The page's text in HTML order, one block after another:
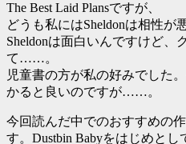
The Best Laid Plansですが、
どうも私にはSheldonは相性が
Sheldonは面白いんですけど、
て……。
児童書の方が私の好みでした
かると良いのですが……。
今回読んだ中でのおすすめの作
す。Dustbin Babyをはじめとし